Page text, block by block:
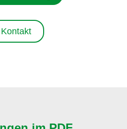
Kontakt